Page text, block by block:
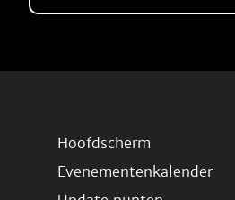
Hoofdscherm
Evenementenkalender